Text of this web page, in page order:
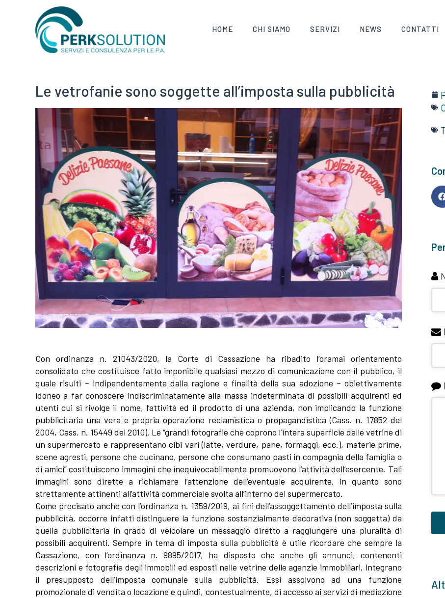
HOME CHI SIAMO SERVIZI NEWS CONTATTI
Le vetrofanie sono soggette all’imposta sulla pubblicità
Con ordinanza n. 21043/2020, la Corte di Cassazione ha ribadito l’oramai orientamento
consolidato che costituisce fatto imponibile qualsiasi mezzo di comunicazione con il pubblico, il
quale risulti – indipendentemente dalla ragione e finalità della sua adozione – obiettivamente
idoneo a far conoscere indiscriminatamente alla massa indeterminata di possibili acquirenti ed
utenti cui si rivolge il nome, l’attività ed il prodotto di una azienda, non implicando la funzione
pubblicitaria una vera e propria operazione reclamistica o propagandistica (Cass. n. 17852 del
2004, Cass. n. 15449 del 2010). Le “grandi fotografie che coprono l’intera superficie delle vetrine di
un supermercato e rappresentano cibi vari (latte, verdure, pane, formaggi, ecc.), materie prime,
scene agresti, persone che cucinano, persone che consumano pasti in compagnia della famiglia o
di amici” costituiscono immagini che inequivocabilmente promuovono l’attività dell’esercente. Tali
immagini sono dirette a richiamare l’attenzione dell’eventuale acquirente, in quanto sono
strettamente attinenti all’attività commerciale svolta all’interno del supermercato.
Come precisato anche con l’ordinanza n. 1359/2019, ai fini dell’assoggettamento dell’imposta sulla
pubblicità, occorre infatti distinguere la funzione sostanzialmente decorativa (non soggetta) da
quella pubblicitaria in grado di veicolare un messaggio diretto a raggiungere una pluralità di
possibili acquirenti. Sempre in tema di imposta sulla pubblicità è utile ricordare che sempre la
Cassazione, con l’ordinanza n. 9895/2017, ha disposto che anche gli annunci, contenenti
descrizioni e fotografie degli immobili ed esposti nelle vetrine delle agenzie immobiliari, integrano
il presupposto dell’imposta comunale sulla pubblicità. Essi assolvono ad una funzione
promozionale di vendita o locazione e quindi, contestualmente, di accesso ai servizi di mediazione